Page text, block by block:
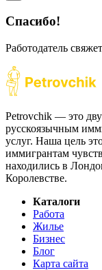
Спасибо!
Работодатель
Petrovchik — это
русскоязычным
услуг. Наша цель
иммигрантам
находились в
Королевстве.
Каталоги
Работа
Жилье
Бизнес
Блог
Карта сайта